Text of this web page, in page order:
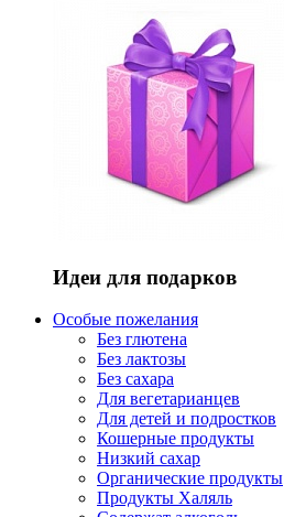
Идеи для подарков
Особые пожелания
Без глютена
Без лактозы
Без сахара
Для вегетарианцев
Для детей и подростков
Кошерные продукты
Низкий сахар
Органические продукты
Продукты Халяль